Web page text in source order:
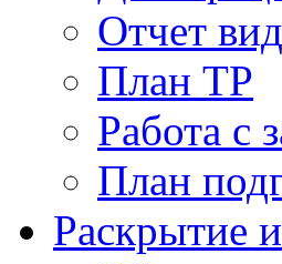
Отчет
План ТР
Работа с
План
Раскрытие